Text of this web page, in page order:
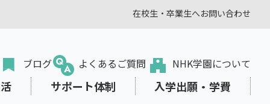
在校生・卒業生へお問い合わせ
ブログ よくあるご質問 NHK学園について
サポート体制 入学出願・学費